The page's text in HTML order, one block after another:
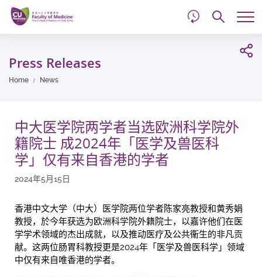
Skip
main
content
Press Releases
Home News
中大医学院两学者当选欧洲科学院外
籍院士 成2024年「医学及兽医科
学」仅有来自香港的学者
2024年5月15日
香港中文大学（中大）医学院两位学者陈家亮教授和黄秀娟
教授，於今年获选为欧洲科学院外籍院士，以嘉许他们在医
学学术领域的杰出成就，以及推动医疗及公共衞生的非凡贡
献。这两位肠胃科教授更是2024年「医学及兽医科学」领域
中仅有来自唯香港的学者。